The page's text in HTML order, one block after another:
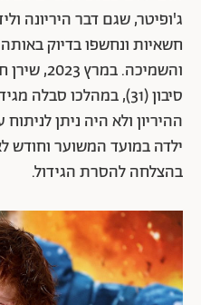
ג'ופיטר, שגם דבר היריונה
חשאיות ונחשפו בדיוק
והשמיכה.
סיבון (31), במהלכו
ההיריון ולא היה ניתן
ילדה במועד המשוער וחודש
בהצלחה להסרת הגידול.